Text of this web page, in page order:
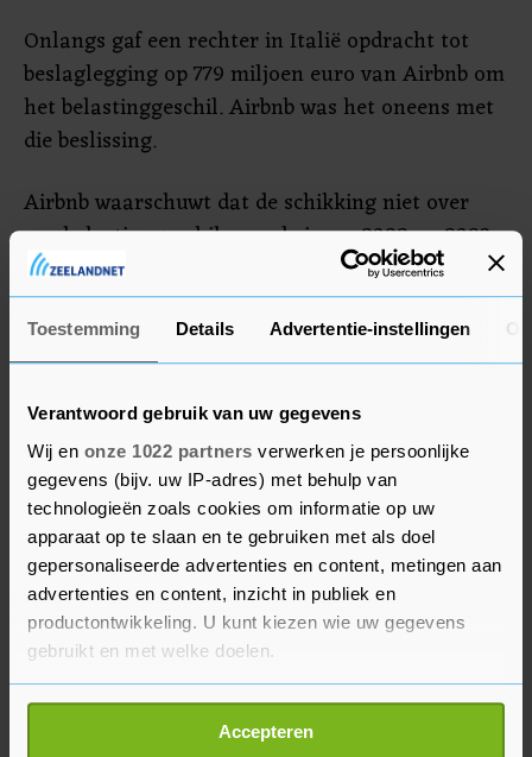
Toestemming Details Advertentie-instellingen
Verantwoord gebruik van uw gegevens
Wij en onze 1022 partners verwerken je persoonlijke
gegevens (bijv. uw IP-adres) met behulp van
technologieën zoals cookies om informatie op uw
apparaat op te slaan en te gebruiken met als doel
gepersonaliseerde advertenties en content, metingen aan
advertenties en content, inzicht in publiek en
productontwikkeling. U kunt kiezen wie uw gegevens
gebruikt en met welke doelen.
Als u het toestaat, willen we ook graag:
Informatie verzamelen over uw geografische
Accepteren
Onlangs gaf een rechter in Italië opdracht tot
beslaglegging op 779 miljoen euro van Airbnb om
het belastinggeschil. Airbnb was het oneens met
die beslissing.
Airbnb waarschuwt dat de schikking niet over
een belastinggeschil over de jaren 2022 en 2023
gaat. Het gaat volgens het bedrijf mogelijk over
grote bedragen.